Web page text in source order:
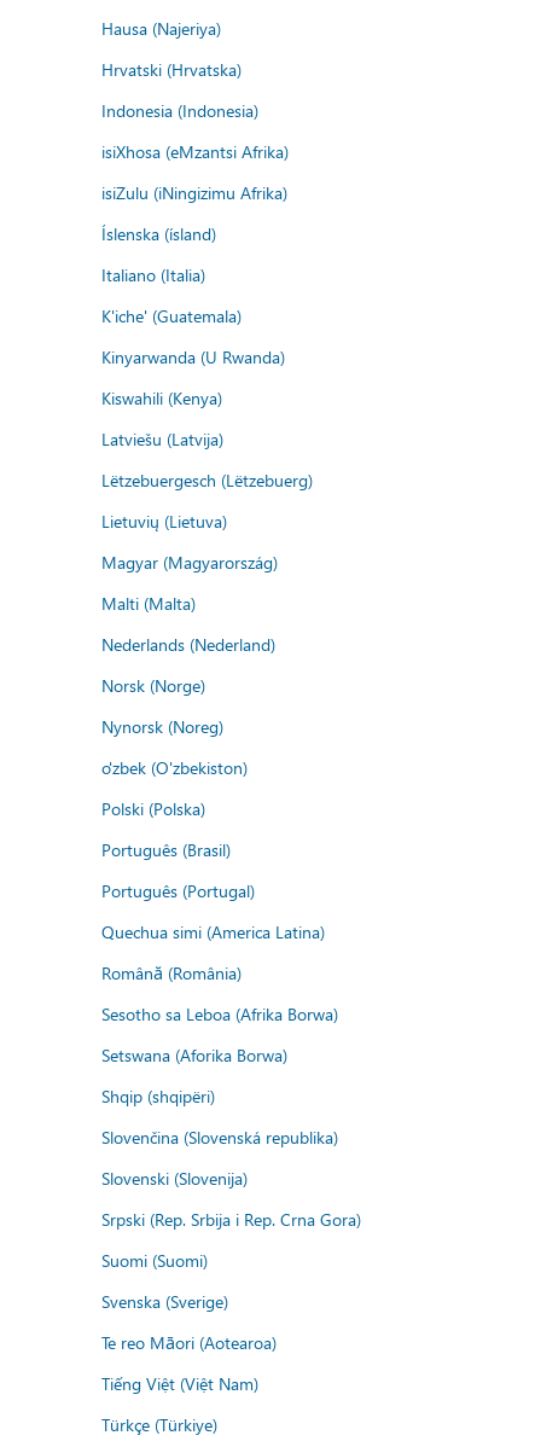
Hausa (Najeriya)
Hrvatski (Hrvatska)
Indonesia (Indonesia)
isiXhosa (eMzantsi Afrika)
isiZulu (iNingizimu Afrika)
Íslenska (ísland)
Italiano (Italia)
K'iche' (Guatemala)
Kinyarwanda (U Rwanda)
Kiswahili (Kenya)
Latviešu (Latvija)
Lëtzebuergesch (Lëtzebuerg)
Lietuvių (Lietuva)
Magyar (Magyarország)
Malti (Malta)
Nederlands (Nederland)
Norsk (Norge)
Nynorsk (Noreg)
o'zbek (O'zbekiston)
Polski (Polska)
Português (Brasil)
Português (Portugal)
Quechua simi (America Latina)
Română (România)
Sesotho sa Leboa (Afrika Borwa)
Setswana (Aforika Borwa)
Shqip (shqipëri)
Slovenčina (Slovenská republika)
Slovenski (Slovenija)
Srpski (Rep. Srbija i Rep. Crna Gora)
Suomi (Suomi)
Svenska (Sverige)
Te reo Māori (Aotearoa)
Tiếng Việt (Việt Nam)
Türkçe (Türkiye)